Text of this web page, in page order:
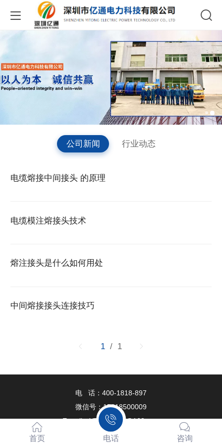
公司新闻 行业动态
电缆熔接中间接头 的原理
电缆模注熔接头技术
熔注接头是什么如何用处
中间熔接接头连接技巧
1 / 1
电 话：400-1818-897
微信号：15818500009
E-mail：YTKJ00009@163.com
网 址：www.YT00009.com
首页 电话 咨询